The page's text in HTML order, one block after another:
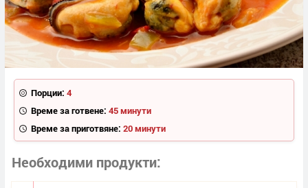
Порции: 4
Време за готвене: 45 минути
Време за приготвяне: 20 минути
Необходими продукти